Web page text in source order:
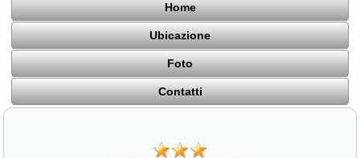
Home
Ubicazione
Foto
Contatti